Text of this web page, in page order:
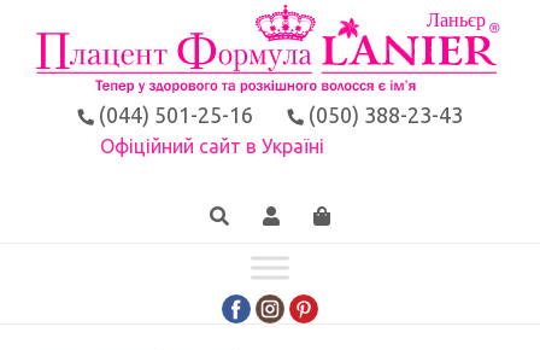
(044) 501-25-16 (050) 388-23-43
Офіційний сайт в Україні